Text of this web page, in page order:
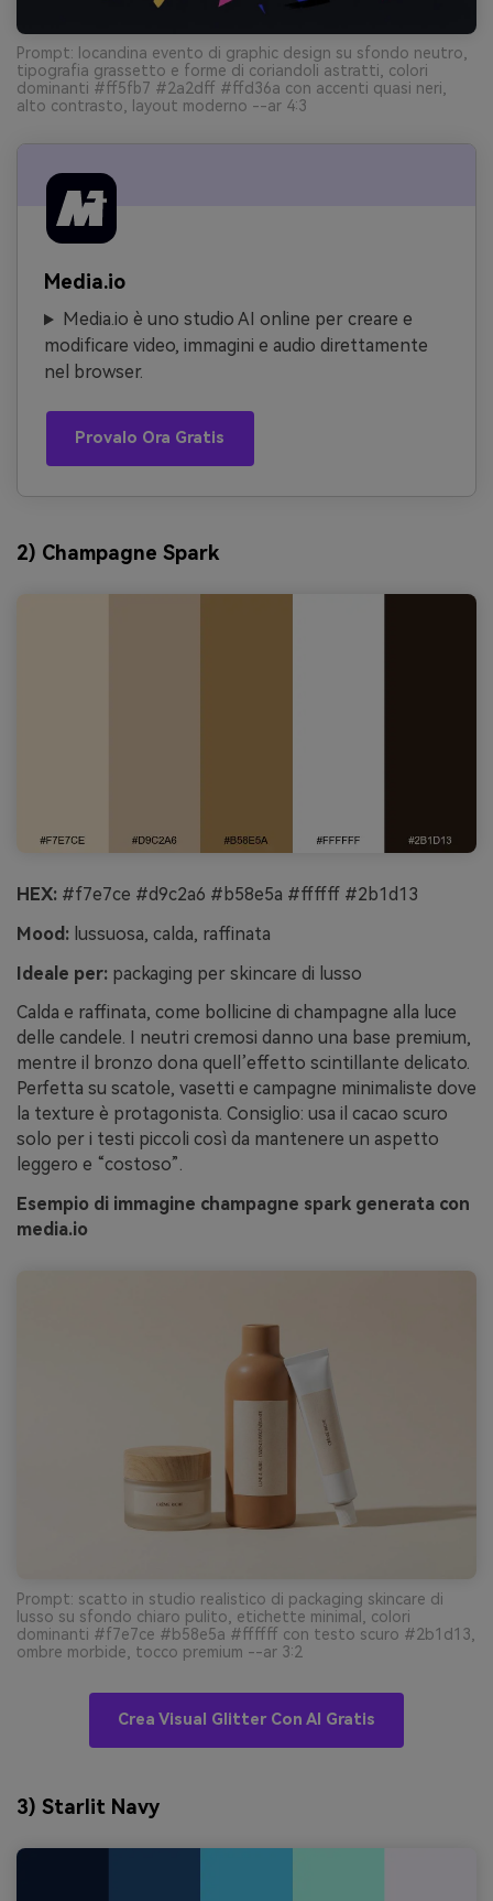
Prompt: locandina evento di graphic design su sfondo neutro,
tipografia grassetto e forme di coriandoli astratti, colori
dominanti #ff5fb7 #2a2dff #ffd36a con accenti quasi neri,
alto contrasto, layout moderno --ar 4:3
Media.io
Media.io è uno studio AI online per creare e
modificare video, immagini e audio direttamente
nel browser.
Provalo Ora Gratis
2) Champagne Spark
HEX: #f7e7ce #d9c2a6 #b58e5a #ffffff #2b1d13
Mood: lussuosa, calda, raffinata
Ideale per: packaging per skincare di lusso
Calda e raffinata, come bollicine di champagne alla luce
delle candele. I neutri cremosi danno una base premium,
mentre il bronzo dona quell’effetto scintillante delicato.
Perfetta su scatole, vasetti e campagne minimaliste dove
la texture è protagonista. Consiglio: usa il cacao scuro
solo per i testi piccoli così da mantenere un aspetto
leggero e “costoso”.
Esempio di immagine champagne spark generata con
media.io
Prompt: scatto in studio realistico di packaging skincare di
lusso su sfondo chiaro pulito, etichette minimal, colori
dominanti #f7e7ce #b58e5a #ffffff con testo scuro #2b1d13,
ombre morbide, tocco premium --ar 3:2
Crea Visual Glitter Con AI Gratis
3) Starlit Navy